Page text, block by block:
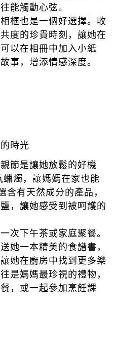
能觸動心弦。
框也是一個好選擇。收
度的珍貴時刻，讓她在
以在相冊中加入小紙
事，增添情感深度。
時光
節是讓她放鬆的好機
燭，讓媽媽在家也能
有天然成分的產品，
，讓她感受到被呵護的
次下午茶或家庭聚餐。
她一本精美的食譜書，
她在廚房中找到更多樂
是媽媽最珍視的禮物，
，或一起參加烹飪課